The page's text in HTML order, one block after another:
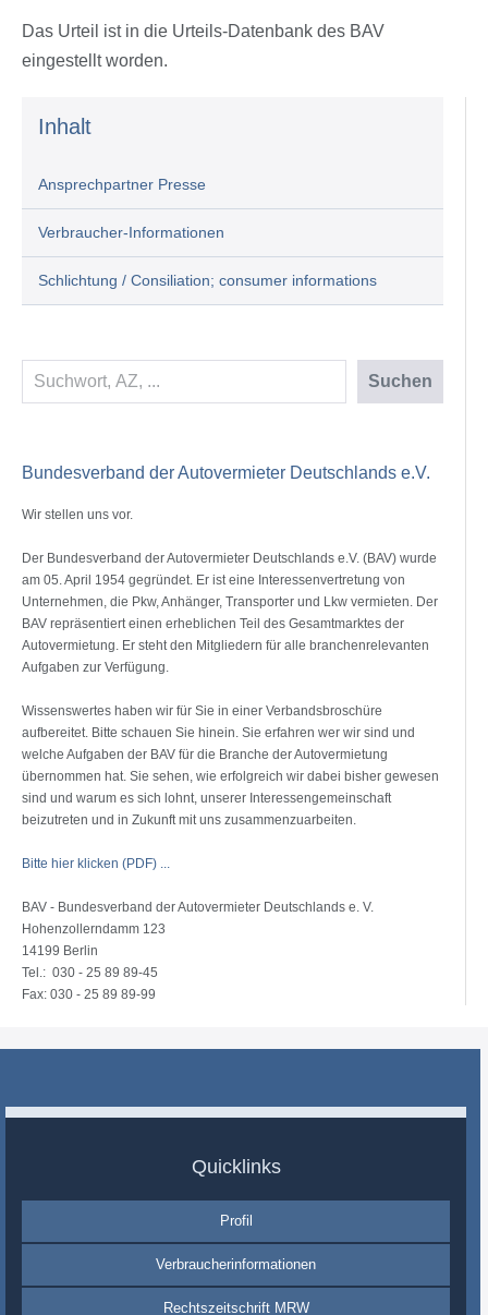
Inhalt
Ansprechpartner Presse
Verbraucher-Informationen
Schlichtung / Consiliation; consumer informations
Suchen Suchen
Bundesverband der Autovermieter Deutschlands e.V.
Wir stellen uns vor.
Der Bundesverband der Autovermieter Deutschlands e.V. (BAV) wurde
am 05. April 1954 gegründet. Er ist eine Interessenvertretung von
Unternehmen, die Pkw, Anhänger, Transporter und Lkw vermieten. Der
BAV repräsentiert einen erheblichen Teil des Gesamtmarktes der
Autovermietung. Er steht den Mitgliedern für alle branchenrelevanten
Aufgaben zur Verfügung.
Wissenswertes haben wir für Sie in einer Verbandsbroschüre
aufbereitet. Bitte schauen Sie hinein. Sie erfahren wer wir sind und
welche Aufgaben der BAV für die Branche der Autovermietung
übernommen hat. Sie sehen, wie erfolgreich wir dabei bisher gewesen
sind und warum es sich lohnt, unserer Interessengemeinschaft
beizutreten und in Zukunft mit uns zusammenzuarbeiten.
Bitte hier klicken (PDF) ...
BAV - Bundesverband der Autovermieter Deutschlands e. V.
Hohenzollerndamm 123
14199 Berlin
Tel.: 030 - 25 89 89-45
Fax: 030 - 25 89 89-99
Das Urteil ist in die Urteils-Datenbank des BAV
eingestellt worden.
Quicklinks
Profil
Verbraucherinformationen
Rechtszeitschrift MRW